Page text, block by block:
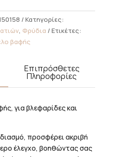
Κατηγορίες:
, Φρύδια
Ετικέτες:
βαφής
Επιπρόσθετες
Πληροφορίες
για βλεφαρίδες και
προσφέρει ακριβή
έλεγχο, βοηθώντας σας